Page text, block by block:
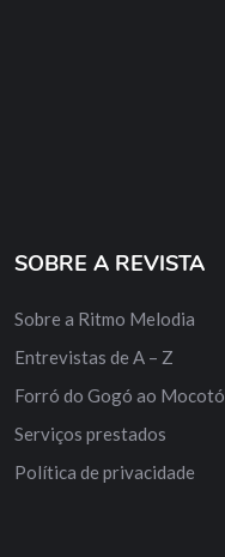
SOBRE A REVISTA
Sobre a Ritmo Melodia
Entrevistas de A – Z
Forró do Gogó ao Mocotó
Serviços prestados
Política de privacidade